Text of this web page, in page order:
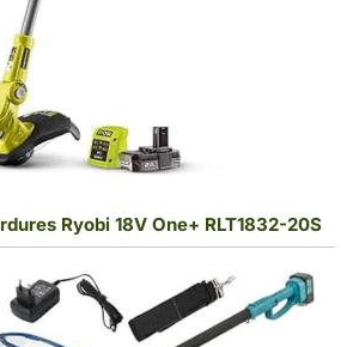
Ryobi 18V One+ RLT1832-20S